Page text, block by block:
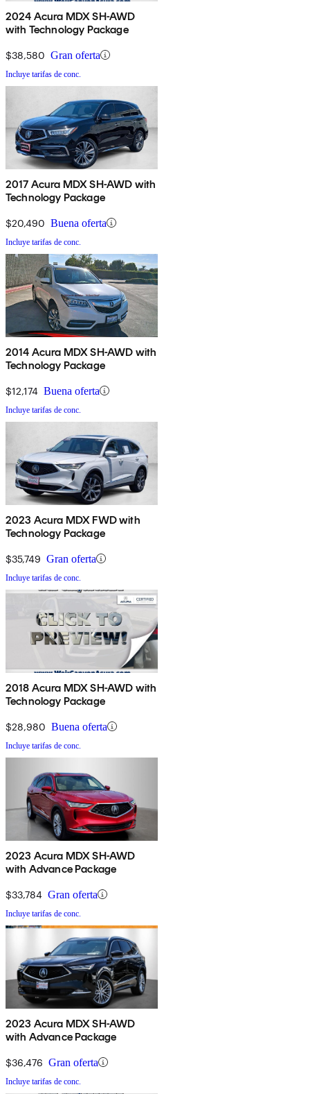
2024 Acura MDX SH-AWD
with Technology Package
$38,580 Gran oferta
Incluye tarifas de conc.
2017 Acura MDX SH-AWD with
Technology Package
$20,490 Buena oferta
Incluye tarifas de conc.
2014 Acura MDX SH-AWD with
Technology Package
$12,174 Buena oferta
Incluye tarifas de conc.
2023 Acura MDX FWD with
Technology Package
$35,749 Gran oferta
Incluye tarifas de conc.
2018 Acura MDX SH-AWD with
Technology Package
$28,980 Buena oferta
Incluye tarifas de conc.
2023 Acura MDX SH-AWD
with Advance Package
$33,784 Gran oferta
Incluye tarifas de conc.
2023 Acura MDX SH-AWD
with Advance Package
$36,476 Gran oferta
Incluye tarifas de conc.